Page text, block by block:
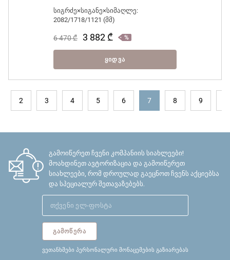
სიგრძე×სიგანე×სიმაღლე:
2082/1718/1121 (მმ)
6 470₾ 3 882 ₾
ᲧᲘᲓᲕᲐ
2 3 4 5 6 7 8 9
გამოიწერეთ ჩვენი კომპანიის სიახლეები!
მოახდინეთ ავტორიზაცია და გამოიწერეთ
სიახლეები, რომ დროულად გაეცნოთ ჩვენს აქციებსა
და სპეციალურ შეთავაზებებს.
ᲒᲐᲛᲝᲬᲔᲠᲐ
ვეთანხმები პერსონალური მონაცემების გაზიარებას